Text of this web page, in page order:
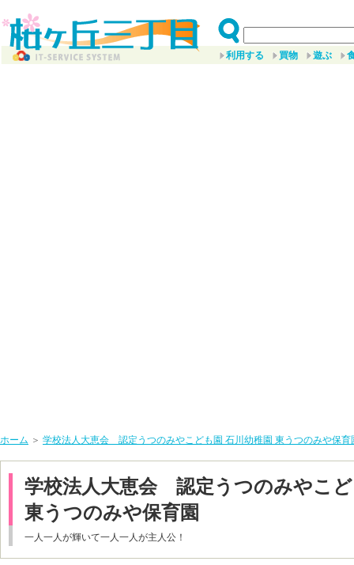
利用する 買物 遊ぶ
ホーム ＞ 学校法人大恵会 認定うつのみやこども園 石川幼稚園 東うつのみや保
学校法人大恵会 認定うつのみやこ
東うつのみや保育園
一人一人が輝いて一人一人が主人公！